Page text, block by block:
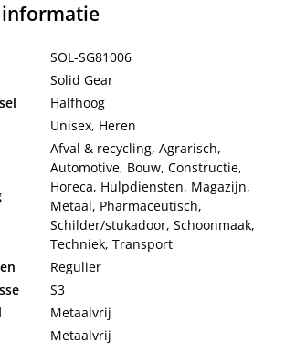
SOL-SG81006
Solid Gear
Halfhoog
Unisex, Heren
Afval & recycling, Agrarisch,
Automotive, Bouw, Constructie,
Horeca, Hulpdiensten, Magazijn,
Metaal, Pharmaceutisch,
Schilder/stukadoor, Schoonmaak,
Techniek, Transport
Regulier
S3
Metaalvrij
Metaalvrij